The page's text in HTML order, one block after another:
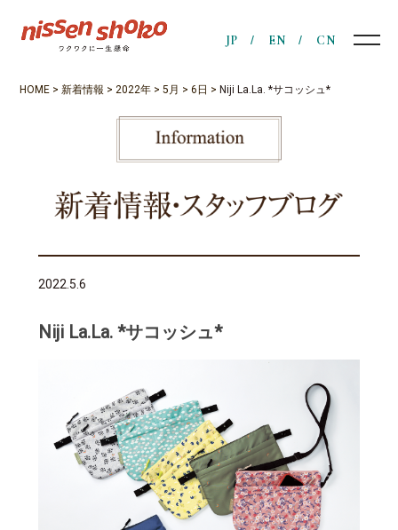
JP EN CN
HOME >新着情報 >2022年 >5月 >6日 > Niji La.La. *サコッシュ*
2022.5.6
Niji La.La. *サコッシュ*